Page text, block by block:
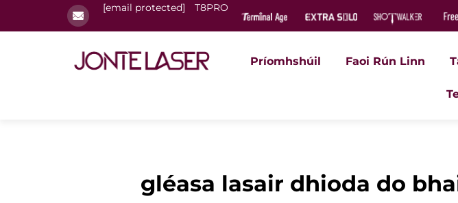
[email protected] T8PRO
Príomhshúil Faoi Rún Linn
gléasa lasair dhioda do